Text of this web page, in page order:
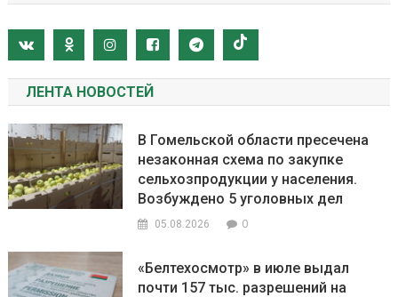
ЛЕНТА НОВОСТЕЙ
В Гомельской области пресечена
незаконная схема по закупке
сельхозпродукции у населения.
Возбуждено 5 уголовных дел
05.08.2026 0
«Белтехосмотр» в июле выдал
почти 157 тыс. разрешений на